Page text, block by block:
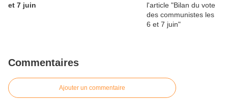
et 7 juin
Commentaires
Ajouter un commentaire